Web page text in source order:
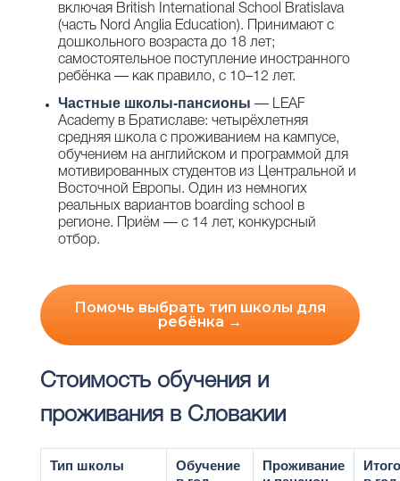
включая British International School Bratislava
(часть Nord Anglia Education). Принимают с
дошкольного возраста до 18 лет;
самостоятельное поступление иностранного
ребёнка — как правило, с 10–12 лет.
Частные школы-пансионы — LEAF
Academy в Братиславе: четырёхлетняя
средняя школа с проживанием на кампусе,
обучением на английском и программой для
мотивированных студентов из Центральной и
Восточной Европы. Один из немногих
реальных вариантов boarding school в
регионе. Приём — с 14 лет, конкурсный
отбор.
Помочь выбрать тип школы для
ребёнка →
Стоимость обучения и
проживания в Словакии
Тип школы
Обучение
Проживание
Итого